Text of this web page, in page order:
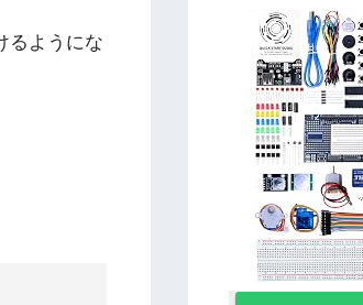
るようにな